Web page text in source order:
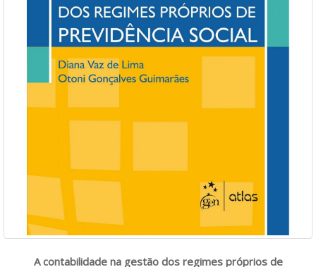
A contabilidade na gestão dos regimes próprios de